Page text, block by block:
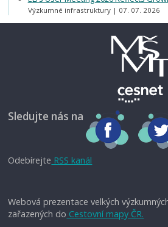
Výzkumné infrastruktury 07. 07. 2026
Sledujte nás na
Odebírejte RSS kanál
Webová prezentace velkých
zařazených do Cestovní mapy ČR.